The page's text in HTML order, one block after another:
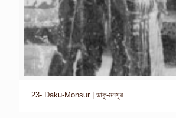
23- Daku-Monsur | ডাকু-মনসুর